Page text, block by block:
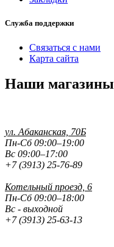
Служба поддержки
Связаться с нами
Карта сайта
Наши магазины
ул. Абаканская, 70Б
Пн-Сб 09:00–19:00
Вс 09:00–17:00
+7 (3913) 25-76-89
Котельный проезд, 6
Пн-Сб 09:00–18:00
Вс - выходной
+7 (3913) 25-63-13